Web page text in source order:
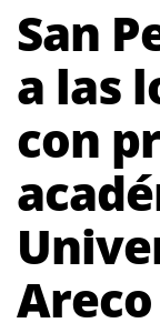
San
a las
con
Areco